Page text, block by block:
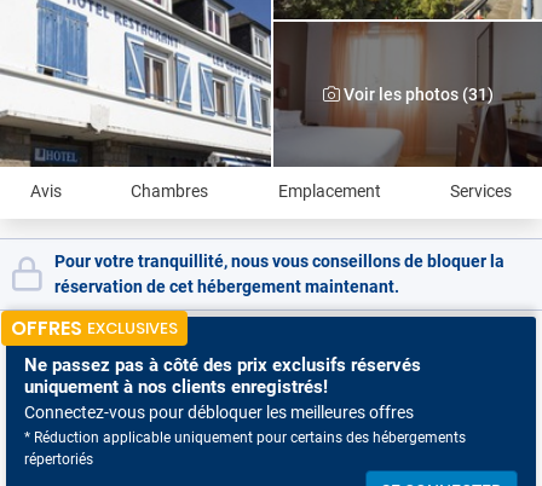
Voir les photos (31)
Avis Chambres Emplacement Services
Pour votre tranquillité, nous vous conseillons de bloquer la
réservation de cet hébergement maintenant.
OFFRES EXCLUSIVES
Ne passez pas à côté des prix exclusifs réservés
uniquement à nos clients enregistrés!
Connectez-vous pour débloquer les meilleures offres
* Réduction applicable uniquement pour certains des hébergements
répertoriés